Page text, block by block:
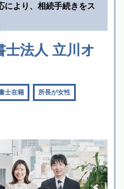
により、相続手続きをス
士法人 立川オ
士在籍 所長が女性